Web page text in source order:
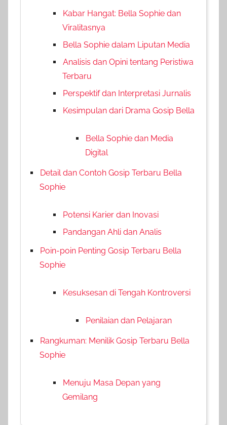
Kabar Hangat: Bella Sophie dan
Viralitasnya
Bella Sophie dalam Liputan Media
Analisis dan Opini tentang Peristiwa
Terbaru
Perspektif dan Interpretasi Jurnalis
Kesimpulan dari Drama Gosip Bella
Bella Sophie dan Media
Digital
Detail dan Contoh Gosip Terbaru Bella
Sophie
Potensi Karier dan Inovasi
Pandangan Ahli dan Analis
Poin-poin Penting Gosip Terbaru Bella
Sophie
Kesuksesan di Tengah Kontroversi
Penilaian dan Pelajaran
Rangkuman: Menilik Gosip Terbaru Bella
Sophie
Menuju Masa Depan yang
Gemilang